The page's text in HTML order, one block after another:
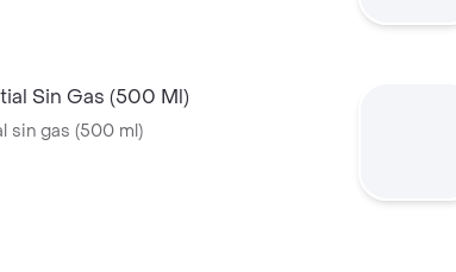
Sin Gas (500 Ml)
sin gas (500 ml)